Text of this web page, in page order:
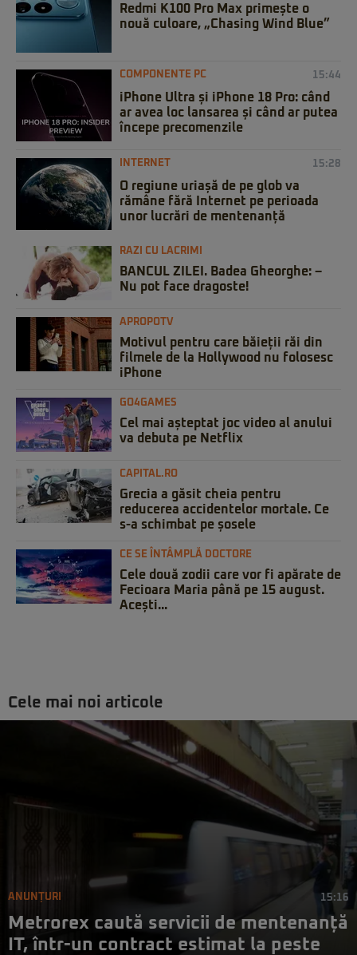
Redmi K100 Pro Max primește o
nouă culoare, „Chasing Wind Blue”
COMPONENTE PC 15:44
iPhone Ultra și iPhone 18 Pro: când
ar avea loc lansarea și când ar putea
începe precomenzile
INTERNET 15:28
O regiune uriașă de pe glob va
rămâne fără Internet pe perioada
unor lucrări de mentenanță
RAZI CU LACRIMI
BANCUL ZILEI. Badea Gheorghe: –
Nu pot face dragoste!
APROPOTV
Motivul pentru care băieții răi din
filmele de la Hollywood nu folosesc
iPhone
GO4GAMES
Cel mai așteptat joc video al anului
va debuta pe Netflix
CAPITAL.RO
Grecia a găsit cheia pentru
reducerea accidentelor mortale. Ce
s-a schimbat pe șosele
CE SE ÎNTÂMPLĂ DOCTORE
Cele două zodii care vor fi apărate de
Fecioara Maria până pe 15 august.
Acești...
Cele mai noi articole
ANUNȚURI 15:16
Metrorex caută servicii de mentenanță
IT, într-un contract estimat la peste